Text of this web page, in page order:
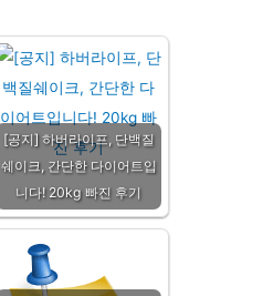
[공지] 하버라이프, 단백질
쉐이크, 간단한 다이어트입
니다! 20kg 빠진 후기